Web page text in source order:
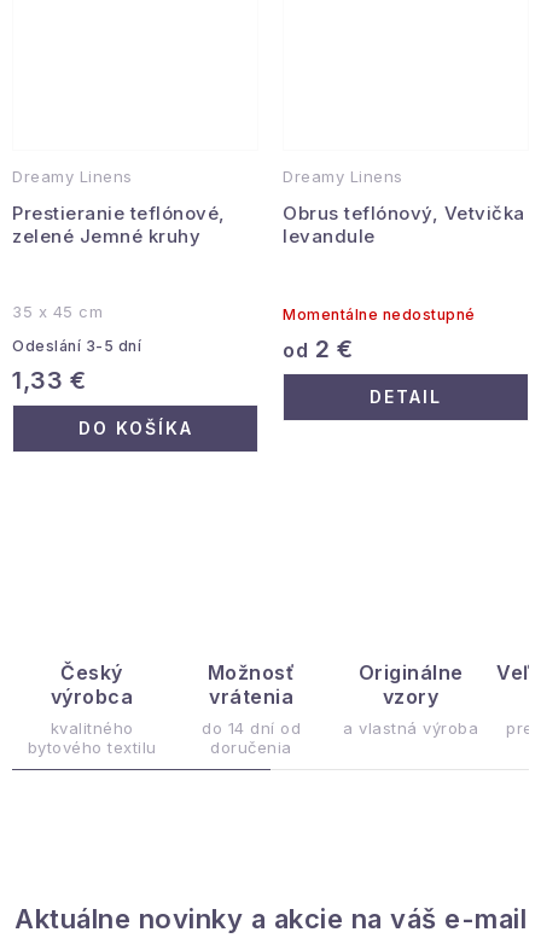
Dreamy Linens
Prestieranie teflónové,
zelené Jemné kruhy
35 x 45 cm
Odeslání 3-5 dní
1,33 €
DO KOŠÍKA
Dreamy Linens
Obrus teflónový, Vetvička
levandule
Momentálne nedostupné
od 2 €
DETAIL
i
k
Český
výrobca
kvalitného
bytového textilu
Možnosť
vrátenia
do 14 dní od
doručenia
Originálne
vzory
a vlastná výroba pre
Aktuálne novinky a akcie na váš e-mail